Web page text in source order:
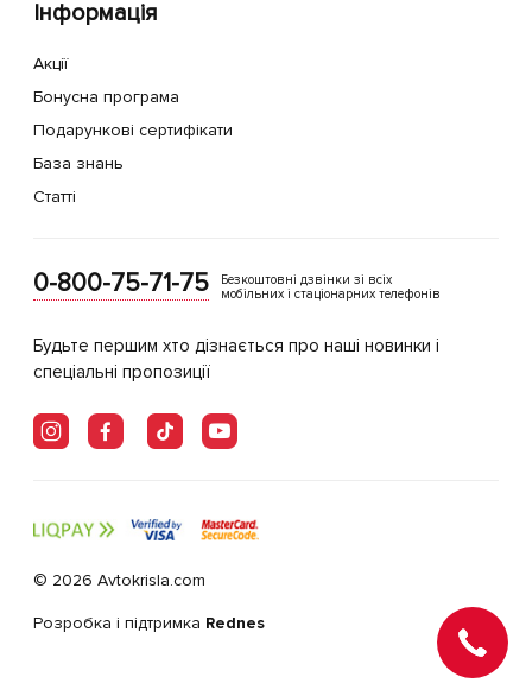
Інформація
Акції
Бонусна програма
Подарункові сертифікати
0-800-75-71-75
Безкоштовні дзвінки зі всіх
Будьте першим хто дізнається про наші новинки і
спеціальні пропозиції
Розробка і підтримка